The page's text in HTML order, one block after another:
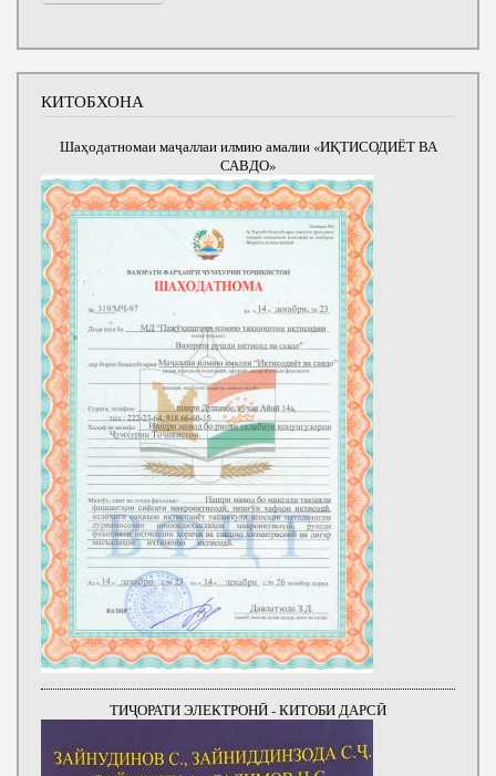
КИТОБХОНА
Шаҳодатномаи маҷаллаи илмию амалии «ИҚТИСОДИЁТ ВА
САВДО»
ТИҶОРАТИ ЭЛЕКТРОНӢ - КИТОБИ ДАРСӢ